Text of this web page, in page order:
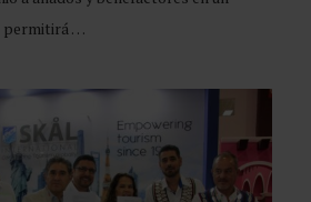
permitirá …